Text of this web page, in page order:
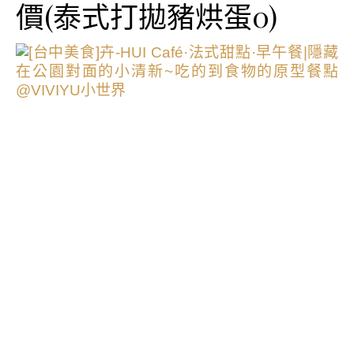
價(泰式打拋豬烘蛋0)